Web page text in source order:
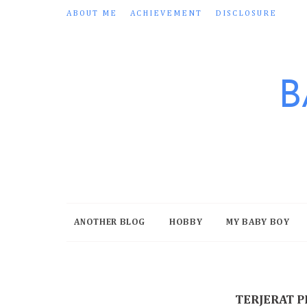
ABOUT ME ACHIEVEMENT DISCLOSURE
ANOTHER BLOG HOBBY MY BABY BOY
TERJERAT